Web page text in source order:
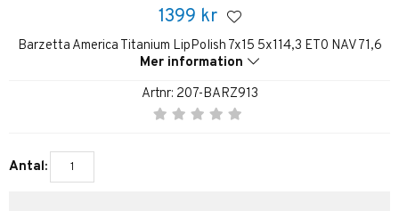
1399 kr
Barzetta America Titanium LipPolish 7x15 5x114,3 ET0 NAV 71,6
Mer information
Artnr: 207-BARZ913
Antal: